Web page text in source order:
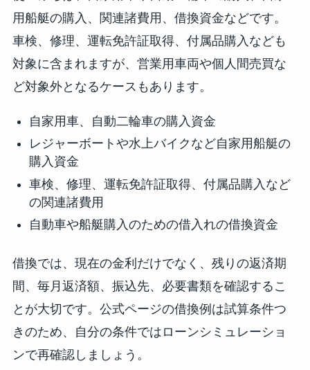
用船艇の購入、関連諸費用、借換資金などです。
車検、修理、運転免許証取得、付属品購入なども
対象に含まれますが、営業用車両や個人間売買な
ど対象外となるケースもあります。
自家用車、自動二輪車の購入資金
レジャーボートや水上バイクなど自家用船艇の
購入資金
車検、修理、運転免許証取得、付属品購入など
の関連諸費用
自動車や船艇購入のための借入れの借換資金
借換では、現在の金利だけでなく、残りの返済期
間、毎月返済額、振込先、必要書類を確認するこ
とが大切です。公式ページの借換例は試算条件つ
きのため、自分の条件ではローンシミュレーショ
ンで再確認しましょう。